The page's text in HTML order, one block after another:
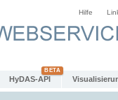
Hilfe
HyDAS-API